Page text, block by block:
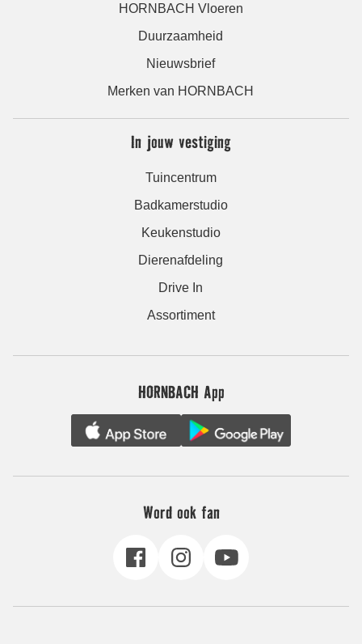
HORNBACH Vloeren
Duurzaamheid
Nieuwsbrief
Merken van HORNBACH
In jouw vestiging
Tuincentrum
Badkamerstudio
Keukenstudio
Dierenafdeling
Drive In
Assortiment
HORNBACH App
Word ook fan